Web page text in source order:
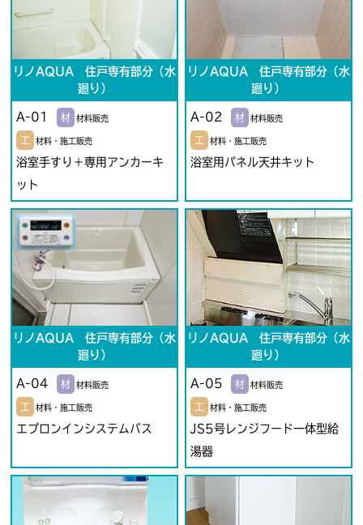
リノAQUA 住戸専有部分（水
廻り）
A-01 材 材料販売
工 材料・施工販売
浴室手すり＋専用アンカーキ
ット
リノAQUA 住戸専有部分（水
廻り）
A-02 材 材料販売
工 材料・施工販売
浴室用パネル天井キット
リノAQUA 住戸専有部分（水
廻り）
A-04 材 材料販売
工 材料・施工販売
エプロンインシステムバス
リノAQUA 住戸専有部分（水
廻り）
A-05 材 材料販売
工 材料・施工販売
JS5号レンジフード一体型給
湯器